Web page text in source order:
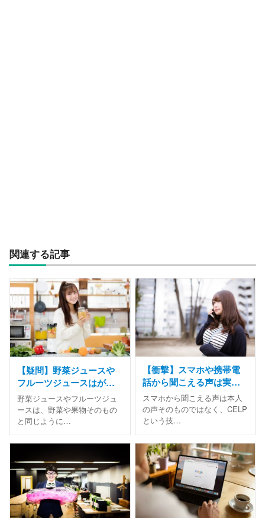
関連する記事
【疑問】野菜ジュースや
フルーツジュースはがん
予防に効果があるの？
野菜ジュースやフルーツジュ
ースは、野菜や果物そのもの
と同じように…
【衝撃】スマホや携帯電
話から聞こえる声は実は
本人の声ではなかっ
た！？
スマホから聞こえる声は本人
の声そのものではなく、CELP
という技…